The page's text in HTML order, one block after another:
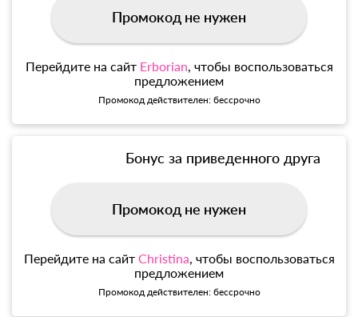
Промокод не нужен
Перейдите на сайт Erborian, чтобы воспользоваться
предложением
Промокод действителен: бессрочно
Бонус за приведенного друга
Промокод не нужен
Перейдите на сайт Christina, чтобы воспользоваться
предложением
Промокод действителен: бессрочно